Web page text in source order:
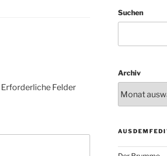
Erforderliche Felder
Suchen
Archiv